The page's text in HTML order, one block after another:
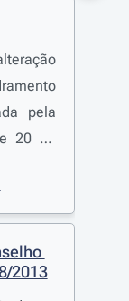
pela
20 de
a
a
UE, do
8 de
aos
2013